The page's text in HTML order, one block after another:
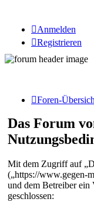
Anmelden
Registrieren
Foren-
Das Forum
Mit dem Zugriff auf
(„https://www.gegen-
und dem Betreiber ein
geschlossen: